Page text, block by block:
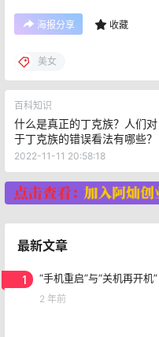
海报分享 收藏
美女
百科知识
什么是真正的丁克族？人们对
于丁克族的错误看法有哪些？
2022-11-11 20:58:18
最新文章
1 “手机重启”与“关机再开机
2 年前